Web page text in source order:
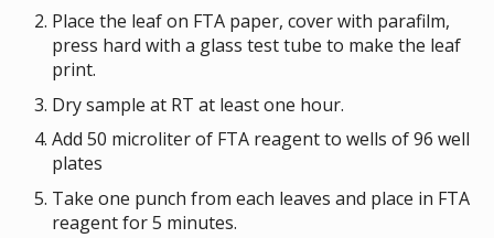
Place the leaf on FTA paper, cover with parafilm,
press hard with a glass test tube to make the leaf
print.
Dry sample at RT at least one hour.
Add 50 microliter of FTA reagent to wells of 96 well
plates
Take one punch from each leaves and place in FTA
reagent for 5 minutes.